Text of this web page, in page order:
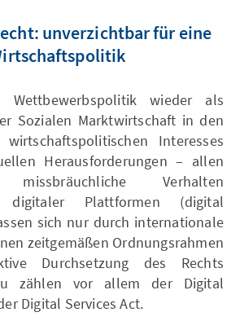
unverzichtbar für eine
wieder als
Sozialen Marktwirtschaft in den
Interesses
Herausforderungen – allen
Verhalten
digitaler Plattformen (digital
sich nur durch internationale
zeitgemäßen Ordnungsrahmen
Durchsetzung des Rechts
zählen vor allem der Digital
Digital Services Act.